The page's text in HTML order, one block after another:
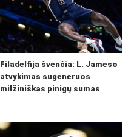
Filadelfija švenčia: L. Jameso
atvykimas sugeneruos
milžiniškas pinigų sumas